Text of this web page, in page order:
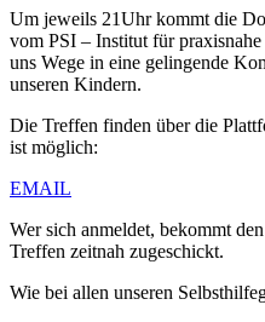
Um jeweils 21Uhr kommt die
vom PSI – Institut für
uns Wege in eine gelingende
unseren Kindern.
Die Treffen finden über die
ist möglich:
EMAIL
Wer sich anmeldet, bekommt
Treffen zeitnah zugeschickt.
Wie bei allen unseren